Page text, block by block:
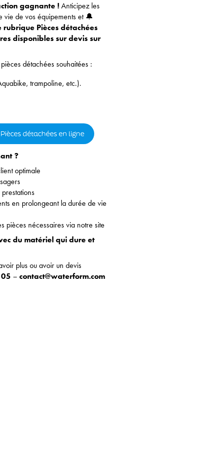
gagnante !Anticipez les
vie de vos équipements et 🔔
Pièces détachées
disponibles sur devis sur
détachées souhaitées :
trampoline, etc.).
détachées en ligne
?
optimale
en prolongeant la durée de vie
pièces nécessaires via notre site
du matériel qui dure et
plus ou avoir un devis
–contact@waterform.com